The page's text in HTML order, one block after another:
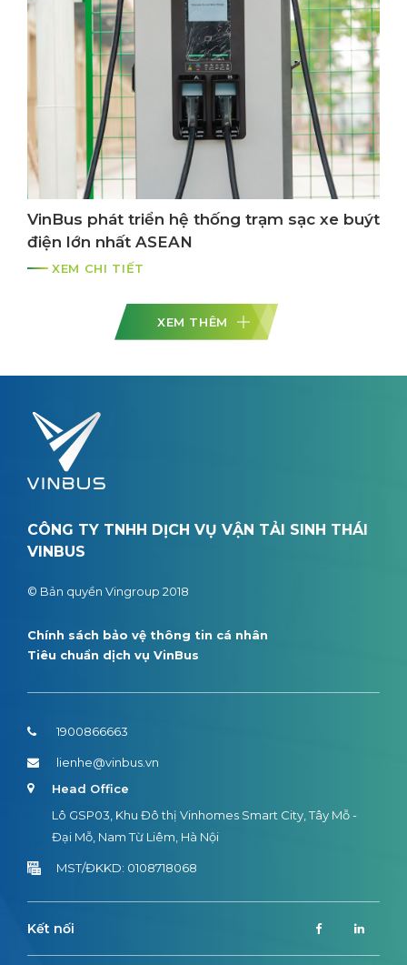
VinBus phát triển hệ thống trạm sạc xe buýt
điện lớn nhất ASEAN
XEM CHI TIẾT
XEM THÊM
CÔNG TY TNHH DỊCH VỤ VẬN TẢI SINH THÁI
VINBUS
© Bản quyền Vingroup 2018
Chính sách bảo vệ thông tin cá nhân
Tiêu chuẩn dịch vụ VinBus
1900866663
lienhe@vinbus.vn
Head Office
Lô GSP03, Khu Đô thị Vinhomes Smart City, Tây Mỗ -
Đại Mỗ, Nam Từ Liêm, Hà Nội
MST/ĐKKD: 0108718068
Kết nối